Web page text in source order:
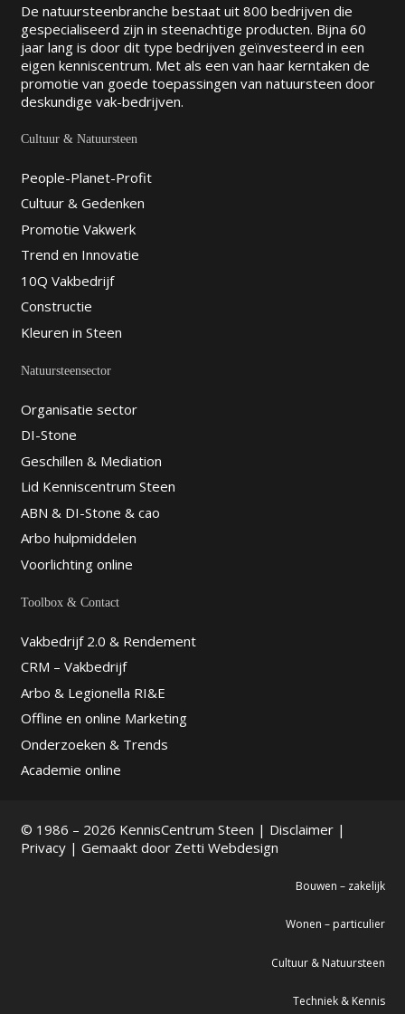
De natuursteenbranche bestaat uit 800 bedrijven die
gespecialiseerd zijn in steenachtige producten. Bijna 60
jaar lang is door dit type bedrijven geïnvesteerd in een
eigen kenniscentrum. Met als een van haar kerntaken de
promotie van goede toepassingen van natuursteen door
deskundige vak-bedrijven.
Cultuur & Natuursteen
People-Planet-Profit
Cultuur & Gedenken
Promotie Vakwerk
Trend en Innovatie
10Q Vakbedrijf
Constructie
Kleuren in Steen
Natuursteensector
Organisatie sector
DI-Stone
Geschillen & Mediation
Lid Kenniscentrum Steen
ABN & DI-Stone & cao
Arbo hulpmiddelen
Voorlichting online
Toolbox & Contact
Vakbedrijf 2.0 & Rendement
CRM – Vakbedrijf
Arbo & Legionella RI&E
Offline en online Marketing
Onderzoeken & Trends
Academie online
© 1986 – 2026 KennisCentrum Steen | Disclaimer|
Privacy| Gemaakt door Zetti Webdesign
Bouwen – zakelijk
Wonen – particulier
Cultuur & Natuursteen
Techniek & Kennis